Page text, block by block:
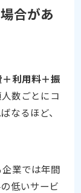
合があ
利用料＋振
数ごとにコ
なるほど、
業では年間
低いサービ